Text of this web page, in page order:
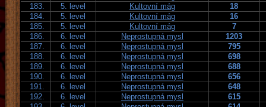
183.
5. level Kultovní mág
18
184.
5. level Kultovní mág
16
185.
5. level Kultovní mág
7
186.
6. level Neprostupná mysl
1203
187.
6. level Neprostupná mysl
795
188.
6. level Neprostupná mysl
698
189.
6. level Neprostupná mysl
688
190.
6. level Neprostupná mysl
656
191.
6. level Neprostupná mysl
648
192.
6. level Neprostupná mysl
615